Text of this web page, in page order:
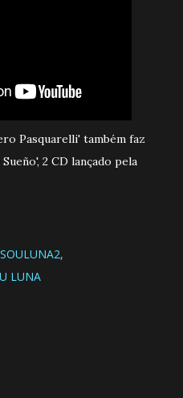
Pasquarelli' também faz
2 CD lançado pela
LUNA